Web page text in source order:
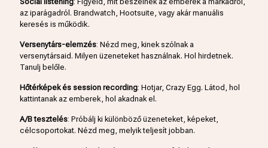
az iparágadról. Brandwatch, Hootsuite, vagy akár manuális
keresés is működik.
Versenytárs-elemzés: Nézd meg, kinek szólnak a
versenytársaid. Milyen üzeneteket használnak. Hol hirdetnek.
Tanulj belőle.
Hőtérképek és session recording: Hotjar, Crazy Egg. Látod, hol
kattintanak az emberek, hol akadnak el.
A/B tesztelés: Próbálj ki különböző üzeneteket, képeket,
célcsoportokat. Nézd meg, melyik teljesít jobban.